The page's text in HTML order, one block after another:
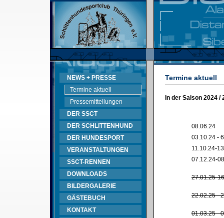
NEWS + PRESSE
Termine aktuell
Pressemitteilungen
DER SSCT
DER SCHLITTENHUND
DER HUNDESPORT
VERANSTALTUNGEN
SSCT-RENNEN
DOWNLOADS
BILDERGALERIE
GÄSTEBUCH
KONTAKT
Termine aktuell
In der Saison 2024
08.06.24
03.10.24 -
11.10.24-
07.12.24-
27.01.25-
22.02.25 -
01.03.25 -